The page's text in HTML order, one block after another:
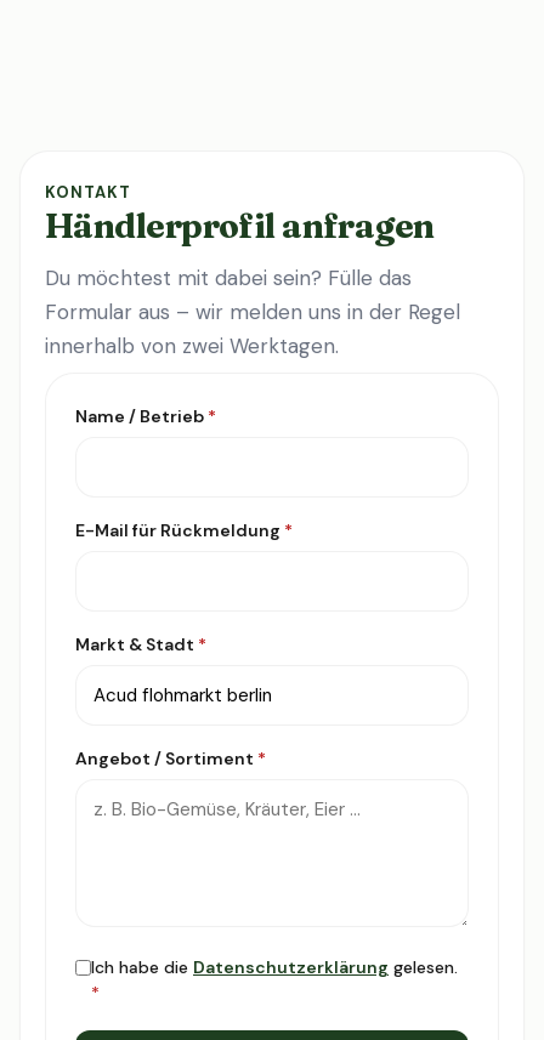
KONTAKT
Händlerprofil anfragen
Du möchtest mit dabei sein? Fülle das
Formular aus – wir melden uns in der Regel
innerhalb von zwei Werktagen.
Name / Betrieb *
E-Mail für Rückmeldung *
Markt & Stadt *
Angebot / Sortiment *
Ich habe die Datenschutzerklärung gelesen.
*